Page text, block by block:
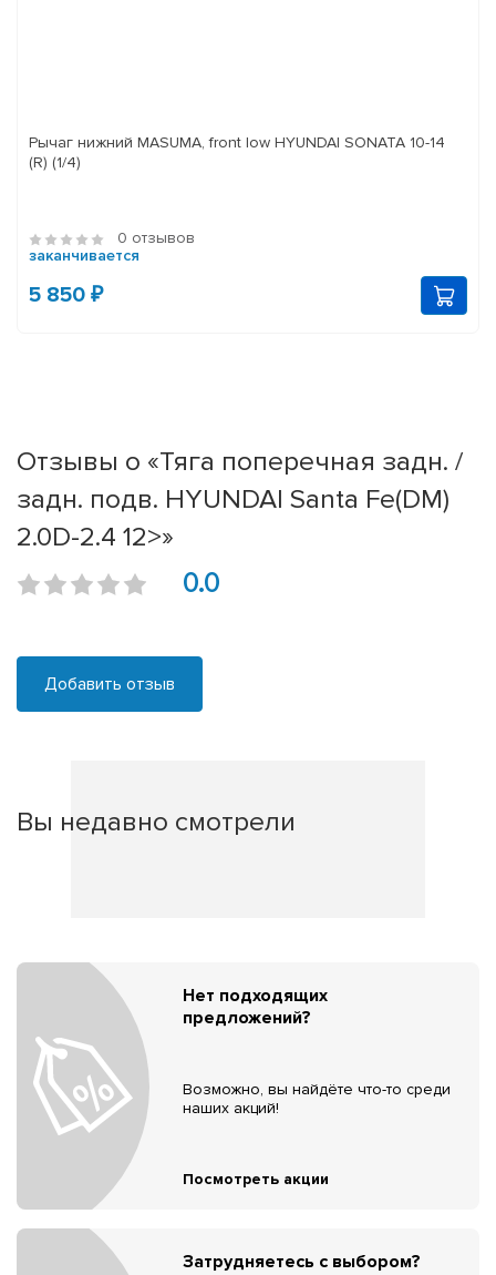
Рычаг нижний MASUMA, front low HYUNDAI SONATA 10-14
(R) (1/4)
0 отзывов
заканчивается
5 850 ₽
Отзывы о «Тяга поперечная задн. /
задн. подв. HYUNDAI Santa Fe(DM)
2.0D-2.4 12>»
0.0
Добавить отзыв
Вы недавно смотрели
Нет подходящих
предложений?
Возможно, вы найдёте что-то среди
наших акций!
Посмотреть акции
Затрудняетесь с выбором?